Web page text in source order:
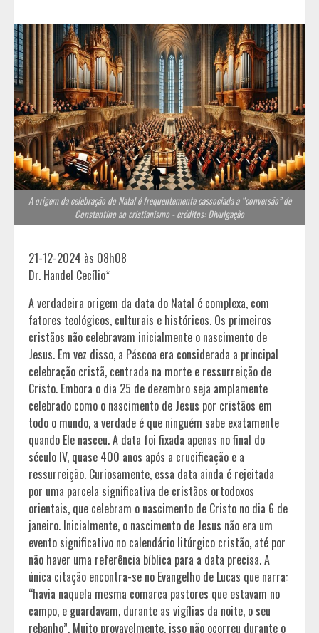
A origem da celebração do Natal é frequentemente cassociada à “conversão” de
Constantino ao cristianismo - créditos: Divulgação
21-12-2024 às 08h08
Dr. Handel Cecílio*
A verdadeira origem da data do Natal é complexa, com
fatores teológicos, culturais e históricos. Os primeiros
cristãos não celebravam inicialmente o nascimento de
Jesus. Em vez disso, a Páscoa era considerada a principal
celebração cristã, centrada na morte e ressurreição de
Cristo. Embora o dia 25 de dezembro seja amplamente
celebrado como o nascimento de Jesus por cristãos em
todo o mundo, a verdade é que ninguém sabe exatamente
quando Ele nasceu. A data foi fixada apenas no final do
século IV, quase 400 anos após a crucificação e a
ressurreição. Curiosamente, essa data ainda é rejeitada
por uma parcela significativa de cristãos ortodoxos
orientais, que celebram o nascimento de Cristo no dia 6 de
janeiro. Inicialmente, o nascimento de Jesus não era um
evento significativo no calendário litúrgico cristão, até por
não haver uma referência bíblica para a data precisa. A
única citação encontra-se no Evangelho de Lucas que narra:
“havia naquela mesma comarca pastores que estavam no
campo, e guardavam, durante as vigílias da noite, o seu
rebanho”. Muito provavelmente, isso não ocorreu durante o